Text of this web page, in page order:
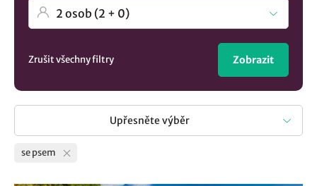
Zrušit všechny filtry Zobrazit
Upřesněte výběr
se psem